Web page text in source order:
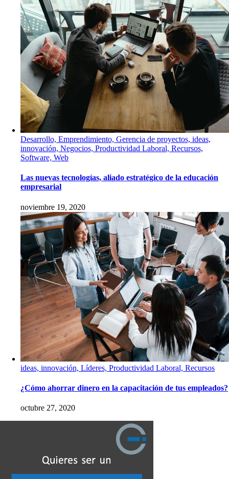
Desarrollo, Emprendimiento, Gerencia de proyectos, ideas,
innovación, Negocios, Productividad Laboral, Recursos,
Software, Web
Las nuevas tecnologías, aliado estratégico de la educación
empresarial
noviembre 19, 2020
ideas, innovación, Líderes, Productividad Laboral, Recursos
¿Cómo ahorrar dinero en la capacitación de tus empleados?
octubre 27, 2020